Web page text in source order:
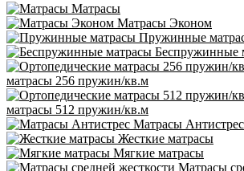
Матрасы
Матрасы Эконом
Пружинные
Беспружинные
матрасы 256 пружин/кв.м
матрасы 512 пружин/кв.м
Матрасы Антистрес
Жесткие матрасы
Мягкие матрасы
Матрасы